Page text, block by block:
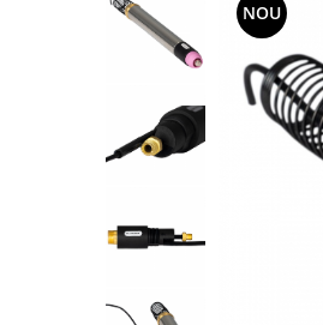
Accesorii sudura
Accesorii MIG MAG
Accesorii TIG/WIG
Pistolete sudura MIG/MAG
Aparate de taiere cu plasma
NOU